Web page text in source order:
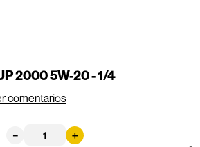
2000 5W-20 - 1/4
comentarios
＋
－